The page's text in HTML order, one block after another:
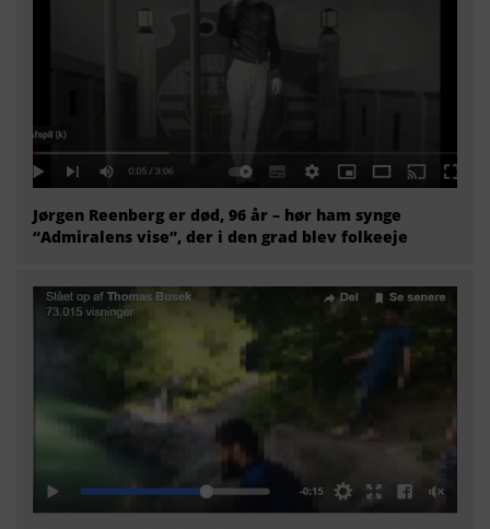
Jørgen Reenberg er død, 96 år – hør ham synge
“Admiralens vise”, der i den grad blev folkeeje